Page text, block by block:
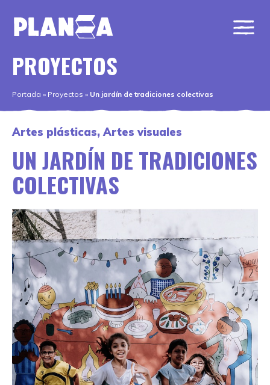
PROYECTOS
Portada » Proyectos » Un jardín de tradiciones colectivas
Artes plásticas,Artes visuales
UN JARDÍN DE TRADICIONES
COLECTIVAS